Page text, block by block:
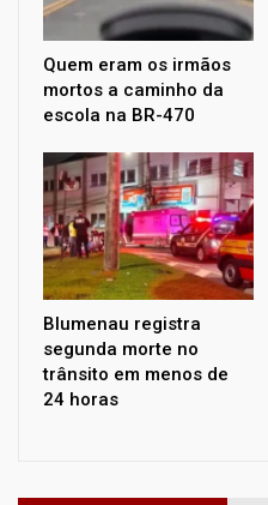
Quem eram os irmãos
mortos a caminho da
escola na BR-470
Blumenau registra
segunda morte no
trânsito em menos de
24 horas